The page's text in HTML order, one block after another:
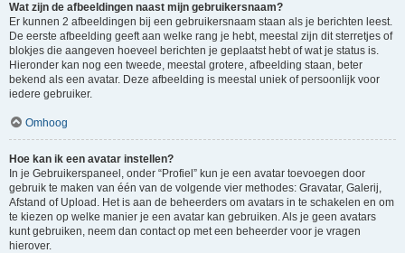
Wat zijn de afbeeldingen naast mijn gebruikersnaam?
Er kunnen 2 afbeeldingen bij een gebruikersnaam staan als je berichten leest.
De eerste afbeelding geeft aan welke rang je hebt, meestal zijn dit sterretjes of
blokjes die aangeven hoeveel berichten je geplaatst hebt of wat je status is.
Hieronder kan nog een tweede, meestal grotere, afbeelding staan, beter
bekend als een avatar. Deze afbeelding is meestal uniek of persoonlijk voor
iedere gebruiker.
Omhoog
Hoe kan ik een avatar instellen?
In je Gebruikerspaneel, onder “Profiel” kun je een avatar toevoegen door
gebruik te maken van één van de volgende vier methodes: Gravatar, Galerij,
Afstand of Upload. Het is aan de beheerders om avatars in te schakelen en om
te kiezen op welke manier je een avatar kan gebruiken. Als je geen avatars
kunt gebruiken, neem dan contact op met een beheerder voor je vragen
hierover.